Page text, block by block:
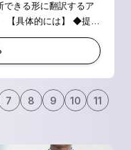
できる形に翻訳するア
） ・自社原料／開発品
7 8 9 10
11